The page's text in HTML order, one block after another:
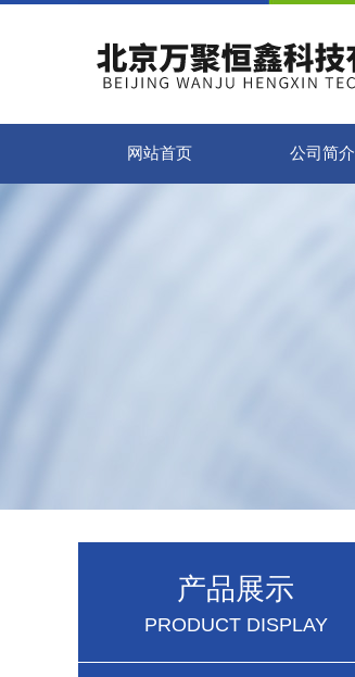
网站首页 公司简介
产品展示
PRODUCT DISPLAY